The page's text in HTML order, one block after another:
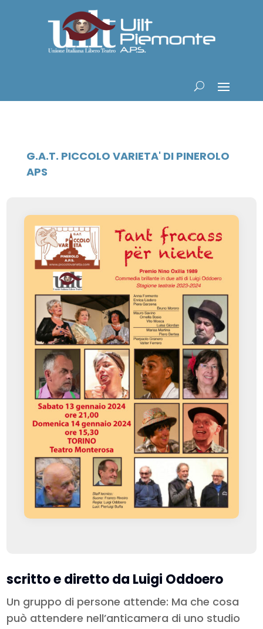
G.A.T. PICCOLO VARIETA' DI PINEROLO
APS
scritto e diretto da Luigi Oddoero
Un gruppo di persone attende: Ma che cosa
può attendere nell’anticamera di uno studio